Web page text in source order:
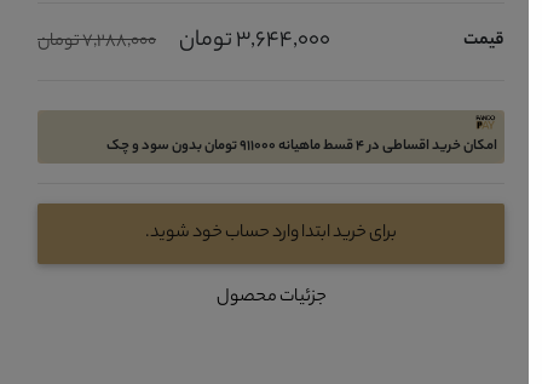
قیمت 3,644,000 تومان 7,288,000 تومان
امکان خرید اقساطی در 4 قسط ماهیانه 911000 تومان بدون سود و چک
برای خرید ابتدا وارد حساب خود شوید.
جزئیات محصول